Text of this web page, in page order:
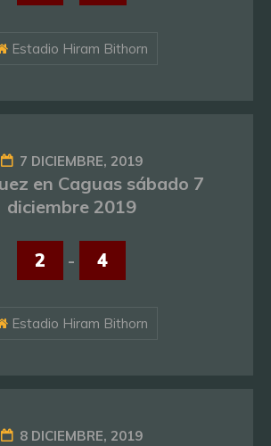
Estadio Hiram Bithorn
7 DICIEMBRE, 2019
en Caguas sábado 7
diciembre 2019
2 - 4
Estadio Hiram Bithorn
8 DICIEMBRE, 2019